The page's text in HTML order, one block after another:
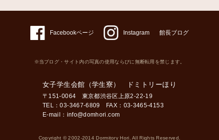
Facebookページ Instagram 館長ブログ
※当ブログ・サイト内の写真の使用ならびに無断転用を禁じます。
女子学生会館（学生寮） ドミトリーほり
〒151-0064 東京都渋谷区上原2-22-19
TEL：03-3467-6809 FAX：03-3465-4153
E-mail： info@domhori.com
Copyright © 2002-2014 Dormitory Hori. All Rights Reserved.